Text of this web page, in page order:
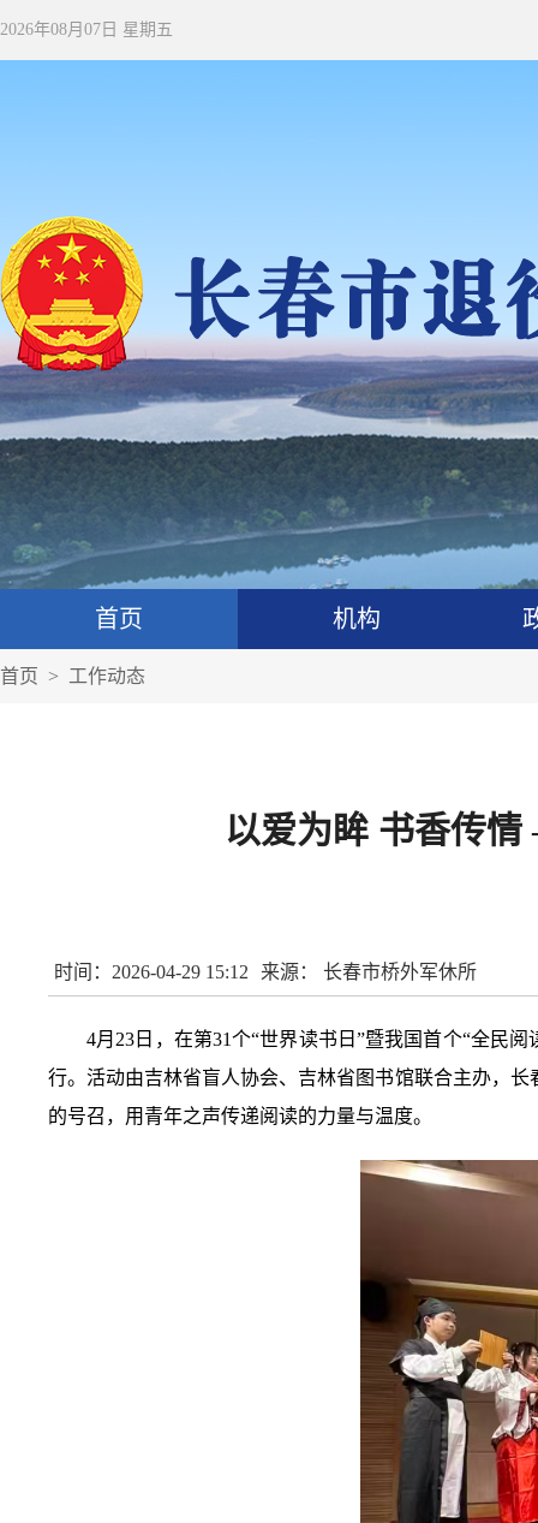
2026年08月07日 星期五
首页 机构
首页 > 工作动态
以爱为眸 书香传
时间：2026-04-29 15:12 来源： 长春市桥外军休所
4月23日，在第31个“世界读书日”暨我国首个“全民
行。活动由吉林省盲人协会、吉林省图书馆联合主办，
的号召，用青年之声传递阅读的力量与温度。